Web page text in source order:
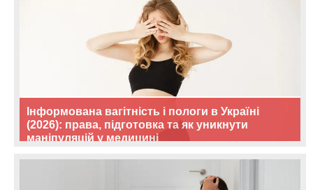
Інформована вагітність і пологи в Україні
(2026): права, підготовка та як уникнути
маніпуляцій у медицині